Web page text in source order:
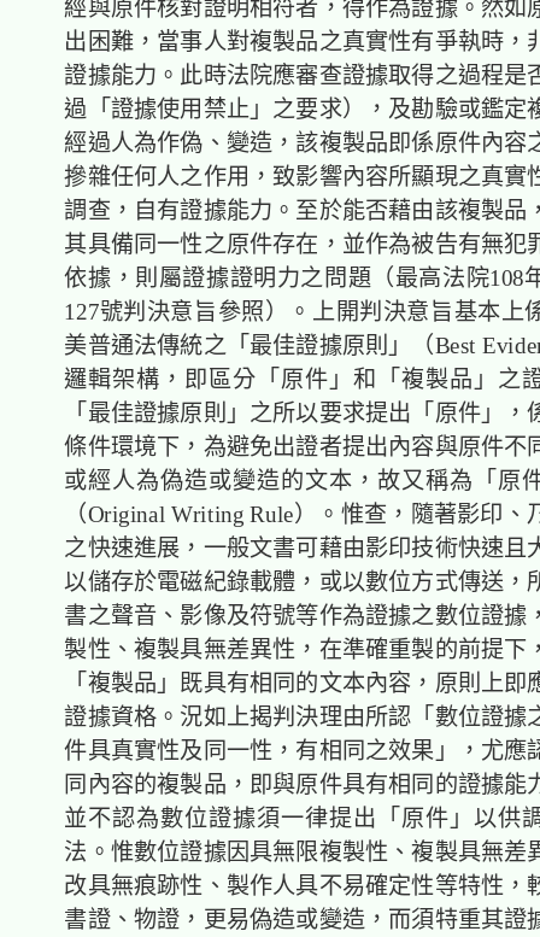
經與原件核對證明相符者，得作為證據。然如
出困難，當事人對複製品之真實性有爭執時，
證據能力。此時法院應審查證據取得之過程是
過「證據使用禁止」之要求），及勘驗或鑑定
經過人為作偽、變造，該複製品即係原件內容
摻雜任何人之作用，致影響內容所顯現之真實
調查，自有證據能力。至於能否藉由該複製品
其具備同一性之原件存在，並作為被告有無犯
依據，則屬證據證明力之問題（最高法院108
127號判決意旨參照）。上開判決意旨基本上
美普通法傳統之「最佳證據原則」（Best
邏輯架構，即區分「原件」和「複製品」之
「最佳證據原則」之所以要求提出「原件」，
條件環境下，為避免出證者提出內容與原件不
或經人為偽造或變造的文本，故又稱為「原
（Original Writing Rule）。惟查，隨著影印、
之快速進展，一般文書可藉由影印技術快速且
以儲存於電磁紀錄載體，或以數位方式傳送，
書之聲音、影像及符號等作為證據之數位證據
製性、複製具無差異性，在準確重製的前提下
「複製品」既具有相同的文本內容，原則上即
證據資格。況如上揭判決理由所認「數位證據
件具真實性及同一性，有相同之效果」，尤應
同內容的複製品，即與原件具有相同的證據能
並不認為數位證據須一律提出「原件」以供
法。惟數位證據因具無限複製性、複製具無差
改具無痕跡性、製作人具不易確定性等特性，
書證、物證，更易偽造或變造，而須特重其證